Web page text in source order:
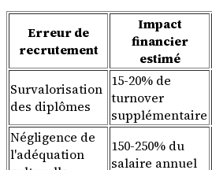
Erreur de
recrutement
Impact
financier
estimé
Survalorisation
des diplômes
15-20% de
turnover
supplémentaire
Négligence de
l'adéquation
150-250% du
salaire annuel